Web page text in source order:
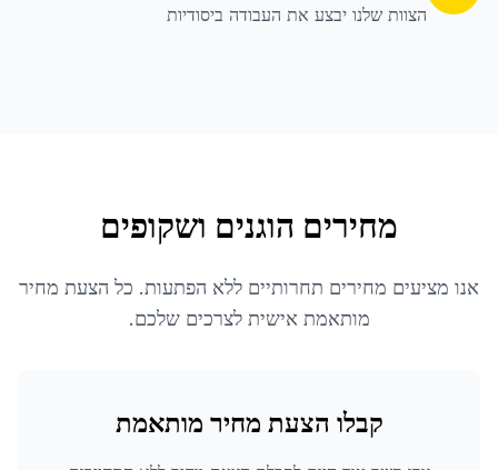
הצוות שלנו יבצע את העבודה ביסודיות
מחירים הוגנים ושקופים
אנו מציעים מחירים תחרותיים ללא הפתעות. כל הצעת מחיר
מותאמת אישית לצרכים שלכם.
קבלו הצעת מחיר מותאמת